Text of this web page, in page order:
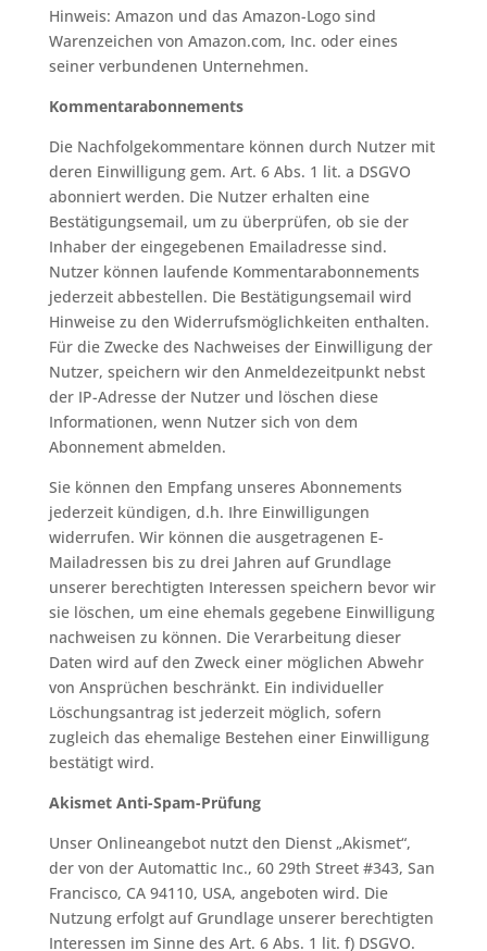
Hinweis: Amazon und das Amazon-Logo sind
Warenzeichen von Amazon.com, Inc. oder eines
seiner verbundenen Unternehmen.
Kommentarabonnements
Die Nachfolgekommentare können durch Nutzer mit
deren Einwilligung gem. Art. 6 Abs. 1 lit. a DSGVO
abonniert werden. Die Nutzer erhalten eine
Bestätigungsemail, um zu überprüfen, ob sie der
Inhaber der eingegebenen Emailadresse sind.
Nutzer können laufende Kommentarabonnements
jederzeit abbestellen. Die Bestätigungsemail wird
Hinweise zu den Widerrufsmöglichkeiten enthalten.
Für die Zwecke des Nachweises der Einwilligung der
Nutzer, speichern wir den Anmeldezeitpunkt nebst
der IP-Adresse der Nutzer und löschen diese
Informationen, wenn Nutzer sich von dem
Abonnement abmelden.
Sie können den Empfang unseres Abonnements
jederzeit kündigen, d.h. Ihre Einwilligungen
widerrufen. Wir können die ausgetragenen E-
Mailadressen bis zu drei Jahren auf Grundlage
unserer berechtigten Interessen speichern bevor wir
sie löschen, um eine ehemals gegebene Einwilligung
nachweisen zu können. Die Verarbeitung dieser
Daten wird auf den Zweck einer möglichen Abwehr
von Ansprüchen beschränkt. Ein individueller
Löschungsantrag ist jederzeit möglich, sofern
zugleich das ehemalige Bestehen einer Einwilligung
bestätigt wird.
Akismet Anti-Spam-Prüfung
Unser Onlineangebot nutzt den Dienst „Akismet“,
der von der Automattic Inc., 60 29th Street #343, San
Francisco, CA 94110, USA, angeboten wird. Die
Nutzung erfolgt auf Grundlage unserer berechtigten
Interessen im Sinne des Art. 6 Abs. 1 lit. f) DSGVO.